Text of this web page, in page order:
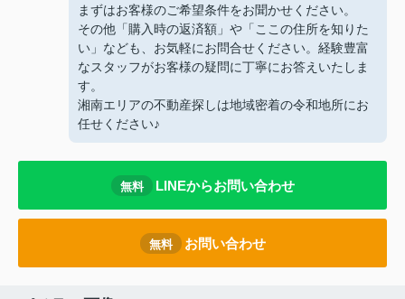
まずはお客様のご希望条件をお聞かせください。
その他「購入時の返済額」や「ここの住所を知りた
い」なども、お気軽にお問合せください。経験豊富
なスタッフがお客様の疑問に丁寧にお答えいたしま
す。
湘南エリアの不動産探しは地域密着の令和地所にお
任せください♪
無料 LINEからお問い合わせ
無料 お問い合わせ